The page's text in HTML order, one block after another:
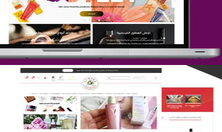
التفاصيل
تصميم متجر لمار